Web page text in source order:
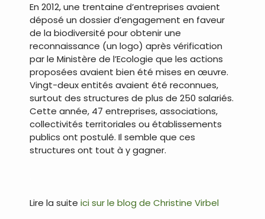
En 2012, une trentaine d’entreprises avaient
déposé un dossier d’engagement en faveur
de la biodiversité pour obtenir une
reconnaissance (un logo) après vérification
par le Ministère de l’Ecologie que les actions
proposées avaient bien été mises en œuvre.
Vingt-deux entités avaient été reconnues,
surtout des structures de plus de 250 salariés.
Cette année, 47 entreprises, associations,
collectivités territoriales ou établissements
publics ont postulé. Il semble que ces
structures ont tout à y gagner.
Lire la suite ici sur le blog de Christine Virbel